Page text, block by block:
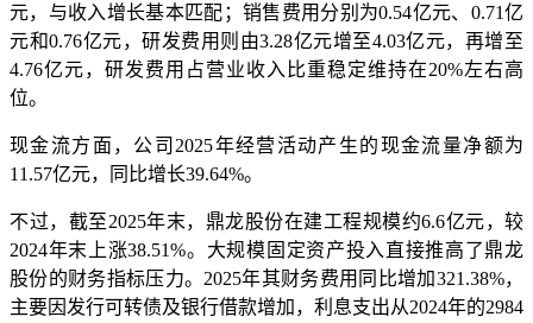
元，与收入增长基本匹配；销售费用分别为0.54亿元、0.71亿
元和0.76亿元，研发费用则由3.28亿元增至4.03亿元，再增至
4.76亿元，研发费用占营业收入比重稳定维持在20%左右高
位。
现金流方面，公司2025年经营活动产生的现金流量净额为
11.57亿元，同比增长39.64%。
不过，截至2025年末，鼎龙股份在建工程规模约6.6亿元，较
2024年末上涨38.51%。大规模固定资产投入直接推高了鼎龙
股份的财务指标压力。2025年其财务费用同比增加321.38%，
主要因发行可转债及银行借款增加，利息支出从2024年的2984